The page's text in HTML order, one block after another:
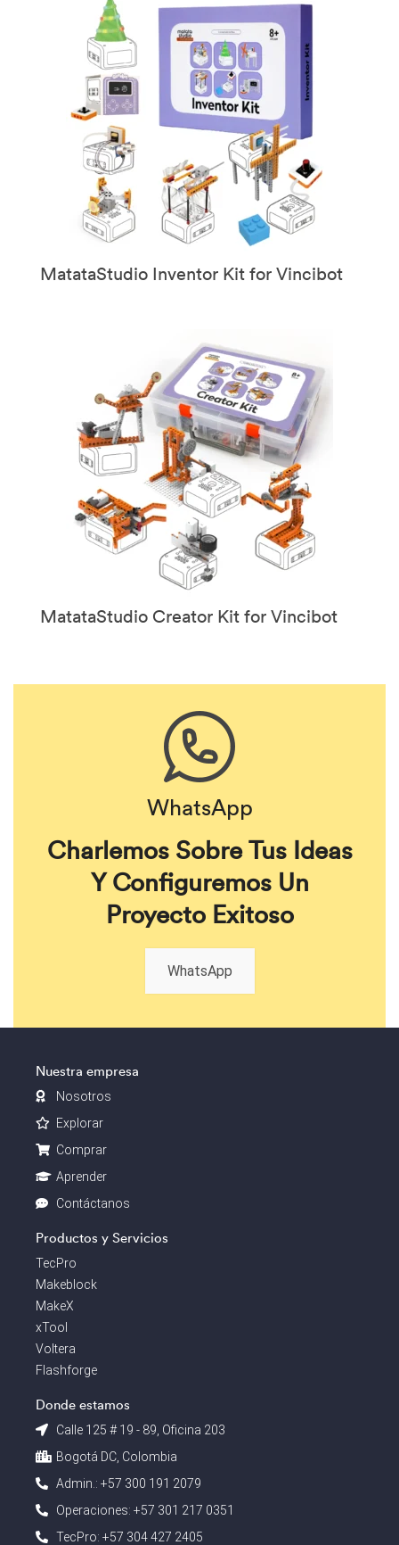
MatataStudio Inventor Kit for Vincibot
MatataStudio Creator Kit for Vincibot
WhatsApp
Charlemos Sobre Tus Ideas
Y Configuremos Un
Proyecto Exitoso
WhatsApp
Nuestra empresa
Nosotros
Explorar
Comprar
Aprender
Contáctanos
Productos y Servicios
TecPro
Makeblock
MakeX
xTool
Voltera
Flashforge
Donde estamos
Calle 125 # 19 - 89, Oficina 203
Bogotá DC, Colombia
Admin.: +57 300 191 2079
Operaciones: +57 301 217 0351
TecPro: +57 304 427 2405